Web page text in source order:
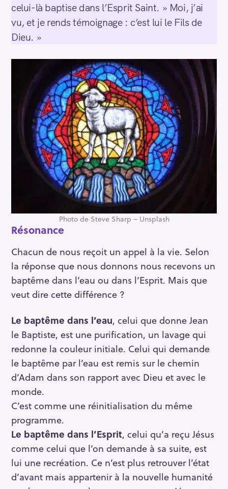
celui-là baptise dans l’Esprit Saint. » Moi, j’ai
vu, et je rends témoignage : c’est lui le Fils de
Dieu. »
Photo de Steve Sharp – Unsplash
Résonance
Chacun de nous reçoit un appel à la vie. Selon
la réponse que nous donnons nous recevons un
baptême dans l’eau ou dans l’Esprit. Mais que
veut dire cette différence ?
Le baptême dans l’eau, celui que donne Jean
le Baptiste, est une purification, un lavage qui
redonne la couleur initiale. Celui qui demande
le baptême par l’eau est remis sur le chemin
d’Adam dans son rapport avec Dieu et avec le
monde.
C’est comme une réinitialisation du même
programme.
Le baptême dans l’Esprit, celui qu’a reçu Jésus
comme celui que l’on demande à sa suite, est
lui une recréation. Ce n’est plus retrouver l’état
d’avant mais appartenir à la nouvelle humanité